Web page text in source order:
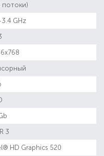
потоки)
GHz
3
HD Graphics 520